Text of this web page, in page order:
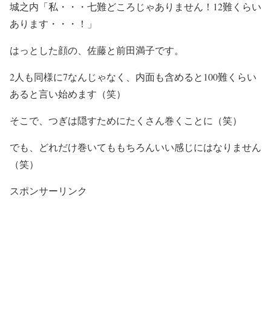
城之内「私・・・七難どころじゃありません！12難くらい
あります・・・！」
はっとした顔の、佐藤と前田満子です。
2人も同様に7なんじゃなく、内面も含めると100難くらい
あると言い始めます（笑）
そこで、つぎは隠すためにたくさん巻くことに（笑）
でも、どれだけ巻いてももちろんいい感じにはなりません
（笑）
スポンサーリンク